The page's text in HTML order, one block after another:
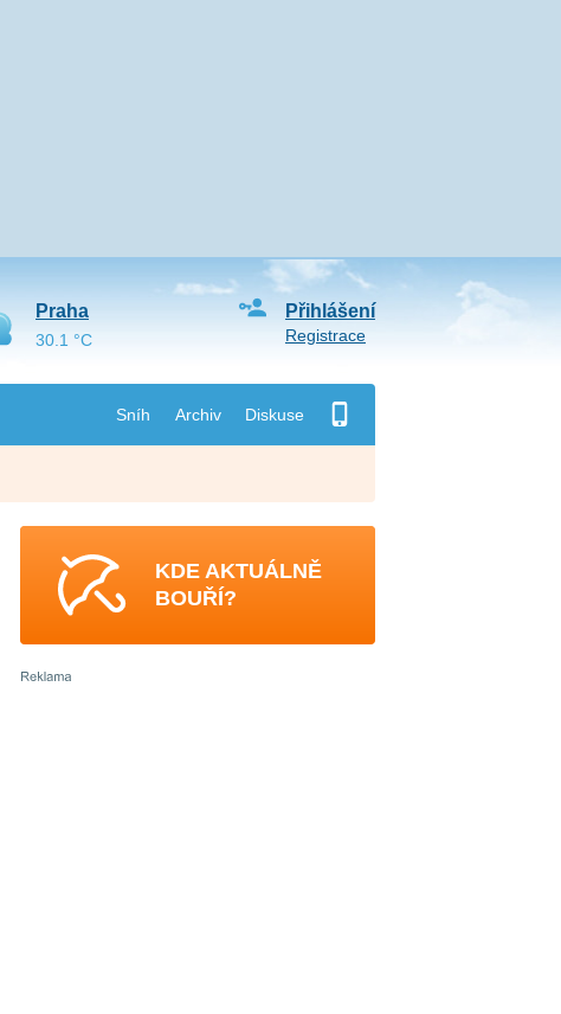
Sníh Archiv Diskuse
Přihlášení
Registrace
Praha
30.1 °C
KDE AKTUÁLNĚ
BOUŘÍ?